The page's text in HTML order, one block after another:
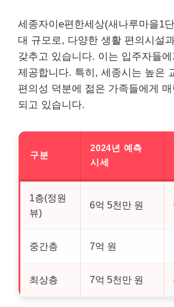
세종자이e편한세상(새나루마을1
대 규모로, 다양한 생활 편의시설
갖추고 있습니다. 이는 입주자들
제공합니다. 특히, 세종시는 높은
편의성 덕분에 젊은 가족들에게
되고 있습니다.
구분
2024년 예측
시세
1층(정원
뷰)
6억 5천만 원
중간층 7억 원
최상층 7억 5천만 원